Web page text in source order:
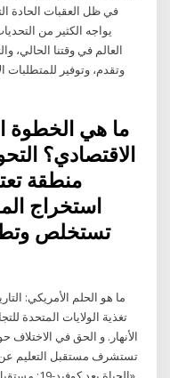
في ظل العقبات الحادة
يواجه الكثير من
العالم في وقتنا الحالي،
وتقدم، وتوفير
ما هي الخطوة
منطقة
استخراج
تستخلص
تغذية الولايات المتحدة
الأنهار. و الحق في
تستشرف مستقبل التعليم